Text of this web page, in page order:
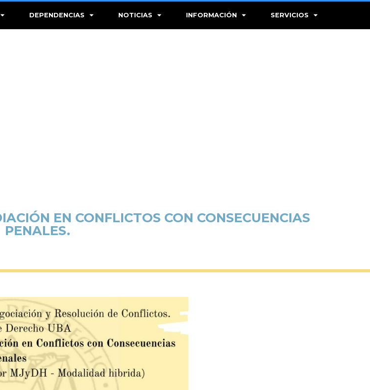
DEPENDENCIAS NOTICIAS INFORMACIÓN SERVICIOS
EN CONFLICTOS CON CONSECUENCIAS
PENALES.